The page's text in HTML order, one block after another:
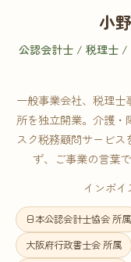
小
公認会計士 / 税理士 /
一般事業会社、税理
所を独立開業。介護
スク税務顧問サービ
ず、ご事業の言葉
インボイ
日本公認会計士協会 所属
大阪府行政書士会 所属